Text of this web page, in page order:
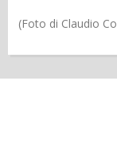
(Foto di Claudio